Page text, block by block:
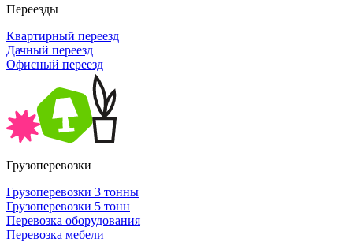
Переезды
Квартирный переезд
Дачный переезд
Офисный переезд
Грузоперевозки
Грузоперевозки 3 тонны
Грузоперевозки 5 тонн
Перевозка оборудования
Перевозка мебели